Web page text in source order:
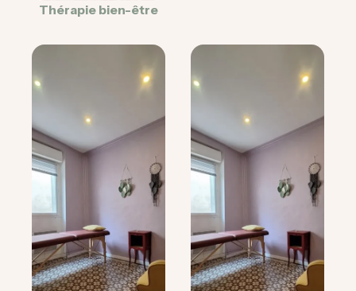
Thérapie bien-être